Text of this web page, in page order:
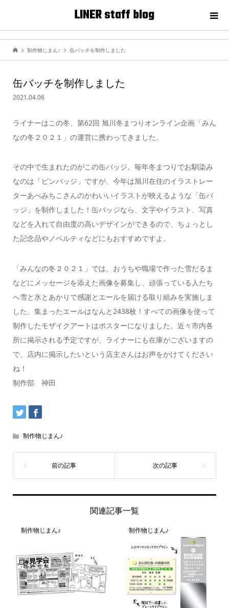
LINER staff blog
制作物じまん♪ 缶バッチを制作しました
缶バッチを制作しました
2021.04.06
ライナーはこの冬、第62回 旭川冬まつりオンライン企画「みん
なの冬２０２１」の運営に携わってきました。
その中で生まれたのがこの缶バッジ。毎年冬まつりでお馴染み
なのは「ピンバッジ」ですが、今年は旭川在住のイラストレー
ターあべみちこさんのかわいいイラストが映えるような「缶バ
ッジ」を制作しました！缶バッジなら、文字やイラスト、写真
などを入れて自由度の高いデザインができるので、ちょっとし
た記念品やノベルティなどにもおすすめですよ。
「みんなの冬２０２１」では、おうちや職場で作った雪だるま
などにメッセージを添えた画像を募集し、頑張っている人たち
へ雪と氷とあかりで感謝とエールを届ける取り組みを実施しま
した。集まったエールはなんと2438枚！すべての画像を使って
制作したモザイクアートはポスターになりました。近々市内各
所に掲示される予定ですが、ライナーにも在庫がございますの
で、店内に掲示したいという店主さんはお声をかけてください
ね！
制作部 神田
制作物じまん♪
関連記事一覧
制作物じまん♪ 制作物じまん♪